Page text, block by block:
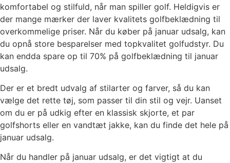
komfortabel og stilfuld, når man spiller golf. Heldigvis er
der mange mærker der laver kvalitets golfbeklædning til
overkommelige priser. Når du køber på januar udsalg, kan
du opnå store besparelser med topkvalitet golfudstyr. Du
kan endda spare op til 70% på golfbeklædning til januar
udsalg.
Der er et bredt udvalg af stilarter og farver, så du kan
vælge det rette tøj, som passer til din stil og vejr. Uanset
om du er på udkig efter en klassisk skjorte, et par
golfshorts eller en vandtæt jakke, kan du finde det hele på
januar udsalg.
Når du handler på januar udsalg, er det vigtigt at du